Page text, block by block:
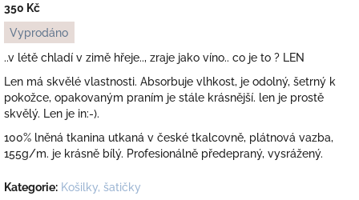
350 Kč
Měrná
cena:
Vyprodáno
..v létě chladí v zimě hřeje.., zraje jako víno.. co je to ? LEN
Len má skvělé vlastnosti. Absorbuje vlhkost, je odolný, šetrný k
pokožce, opakovaným praním je stále krásnější. len je prostě
skvělý. Len je in:-).
100% lněná tkanina utkaná v české tkalcovně, plátnová vazba,
155g/m. je krásně bílý. Profesionálně předepraný, vysrážený.
Kategorie: Košilky, šatičky